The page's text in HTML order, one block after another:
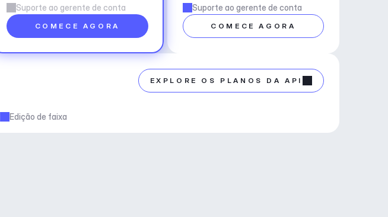
Suporte ao gerente de conta
COMECE AGORA
Suporte ao gerente de conta
COMECE AGORA
EXPLORE OS PLANOS DA API
Edição de faixa